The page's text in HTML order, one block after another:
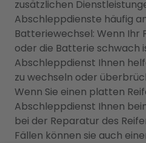
zusätzlichen
Abschleppdienste häufig
Batteriewechsel: Wenn
oder die Batterie schwach
Abschleppdienst Ihnen
zu wechseln oder
Wenn Sie einen platten
Abschleppdienst Ihnen
bei der Reparatur des
Fällen können sie auch